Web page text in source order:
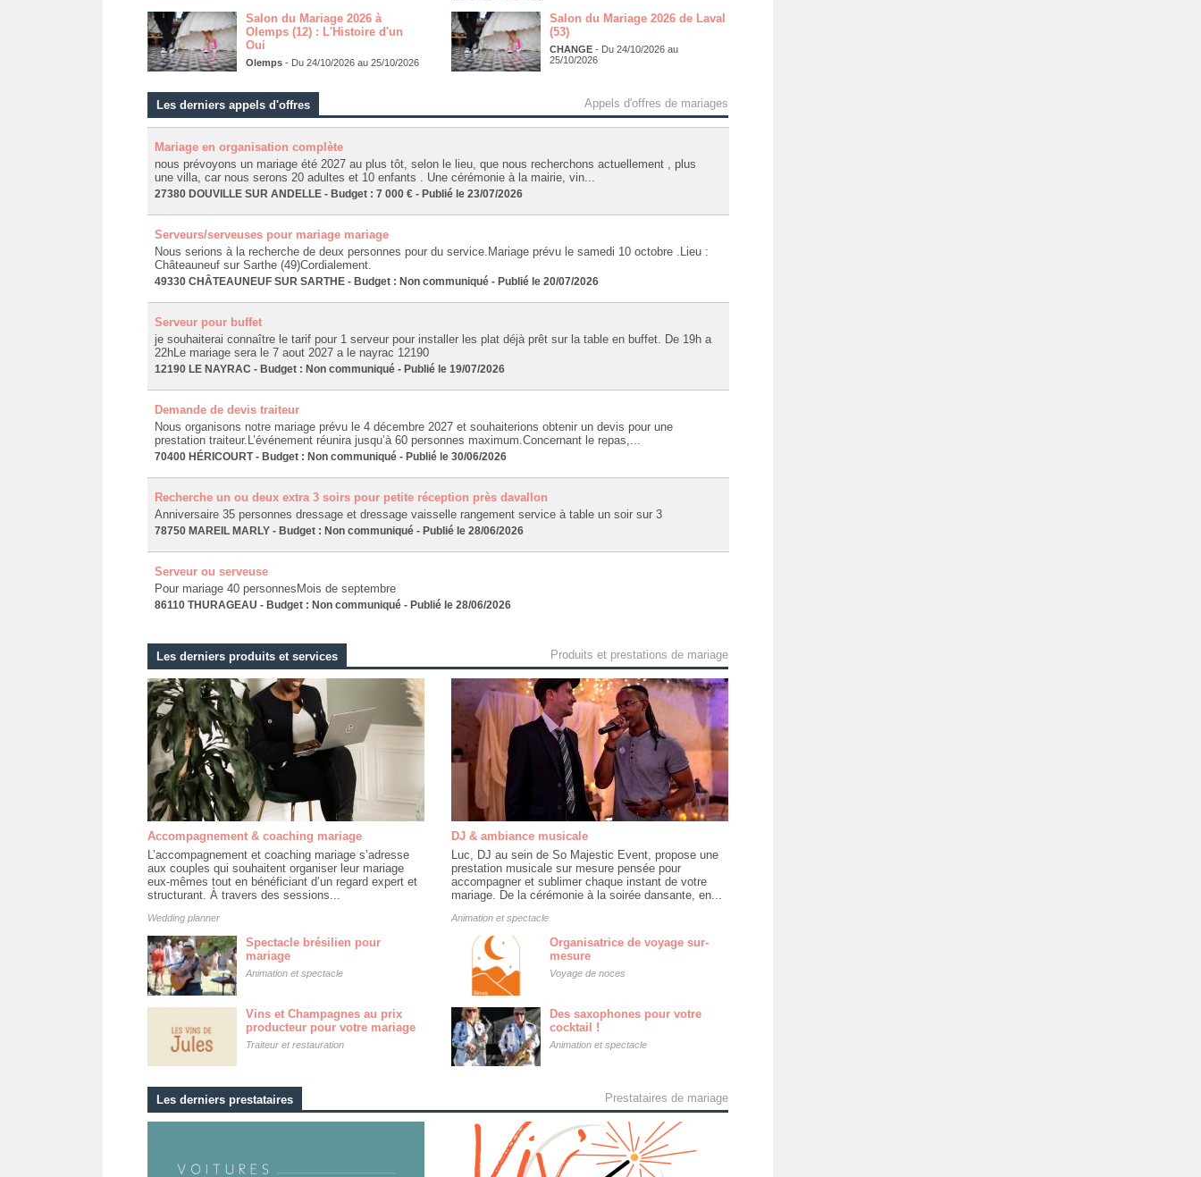
Salon du Mariage 2026 à
Olemps (12) : L'Histoire d'un
Oui
Olemps- Du 24/10/2026 au 25/10/2026
Salon du Mariage 2026 de Laval
(53)
CHANGE- Du 24/10/2026 au
25/10/2026
Les derniers appels d'offres Appels d'offres de mariages
Mariage en organisation complète
nous prévoyons un mariage été 2027 au plus tôt, selon le lieu, que nous recherchons actuellement , plus
une villa, car nous serons 20 adultes et 10 enfants . Une cérémonie à la mairie, vin...
27380 DOUVILLE SUR ANDELLE - Budget : 7 000 € - Publié le 23/07/2026
Serveurs/serveuses pour mariage mariage
Nous serions à la recherche de deux personnes pour du service.Mariage prévu le samedi 10 octobre .Lieu :
Châteauneuf sur Sarthe (49)Cordialement.
49330 CHÂTEAUNEUF SUR SARTHE - Budget : Non communiqué - Publié le 20/07/2026
Serveur pour buffet
je souhaiterai connaître le tarif pour 1 serveur pour installer les plat déjà prêt sur la table en buffet. De 19h a
22hLe mariage sera le 7 aout 2027 a le nayrac 12190
12190 LE NAYRAC - Budget : Non communiqué - Publié le 19/07/2026
Demande de devis traiteur
Nous organisons notre mariage prévu le 4 décembre 2027 et souhaiterions obtenir un devis pour une
prestation traiteur.L’événement réunira jusqu’à 60 personnes maximum.Concernant le repas,...
70400 HÉRICOURT - Budget : Non communiqué - Publié le 30/06/2026
Recherche un ou deux extra 3 soirs pour petite réception près davallon
Anniversaire 35 personnes dressage et dressage vaisselle rangement service à table un soir sur 3
78750 MAREIL MARLY - Budget : Non communiqué - Publié le 28/06/2026
Serveur ou serveuse
Pour mariage 40 personnesMois de septembre
86110 THURAGEAU - Budget : Non communiqué - Publié le 28/06/2026
Les derniers produits et services Produits et prestations de mariage
Accompagnement & coaching mariage
L’accompagnement et coaching mariage s’adresse
aux couples qui souhaitent organiser leur mariage
eux-mêmes tout en bénéficiant d’un regard expert et
structurant. À travers des sessions...
Wedding planner
DJ & ambiance musicale
Luc, DJ au sein de So Majestic Event, propose une
prestation musicale sur mesure pensée pour
accompagner et sublimer chaque instant de votre
mariage. De la cérémonie à la soirée dansante, en...
Animation et spectacle
Spectacle brésilien pour
mariage
Animation et spectacle
Organisatrice de voyage sur-
mesure
Voyage de noces
Vins et Champagnes au prix
producteur pour votre mariage
Traiteur et restauration
Des saxophones pour votre
cocktail !
Animation et spectacle
Les derniers prestataires Prestataires de mariage